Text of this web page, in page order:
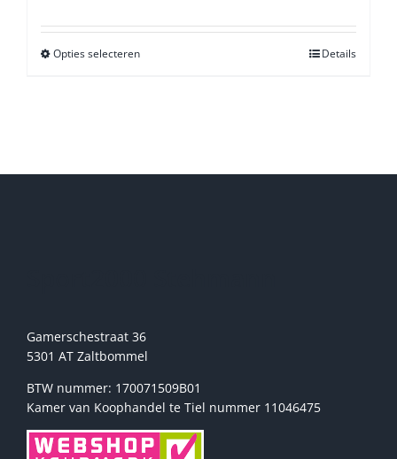
was:
€194,99.
is:
Opties selecterenDit
optie
Details
Gamerschestraat 36
5301 AT Zaltbommel
BTW nummer: 170071509B01
Kamer van Koophandel te Tiel nummer 11046475